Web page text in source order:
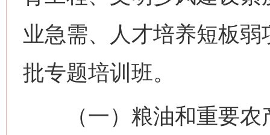
业急需、人才培养短板
批专题培训班。
（一）粮油和重要农